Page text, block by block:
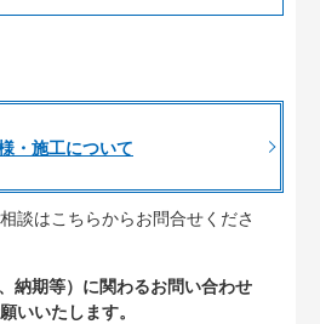
・施工について
談はこちらからお問合せくださ
納期等）に関わるお問い合わせ
いいたします。